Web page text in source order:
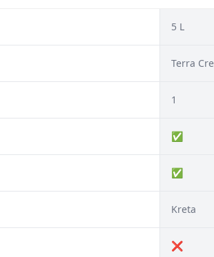
5 L
Terra
1
✅
✅
Kreta
❌